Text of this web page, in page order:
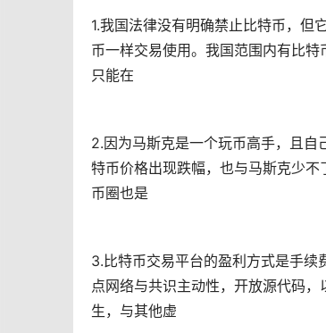
1.我国法律没有明确禁止 比特币，但
币一样交易使用。我国范围内有比
只能在
2.因为马斯克是一个玩币高手，且自
特币价格出现跌幅，也与马斯克少不
币圈也是
3.比特币交易平台的盈利方式是手
点网络与共识主动性，开放源代码，
生，与其他虚